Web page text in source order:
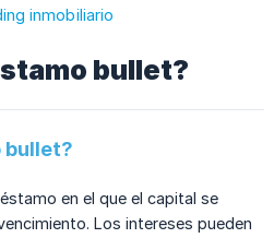
inmobiliario
bullet?
bullet?
en el que el capital se
Los intereses pueden